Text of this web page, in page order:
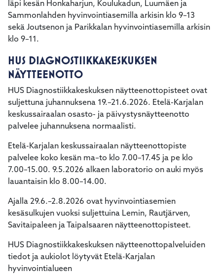
läpi kesän Honkaharjun, Koulukadun, Luumäen ja
Sammonlahden hyvinvointiasemilla arkisin klo 9–13
sekä Joutsenon ja Parikkalan hyvinvointiasemilla arkisin
klo 9–11.
HUS DIAGNOSTIIKKAKESKUKSEN
NÄYTTEENOTTO
HUS Diagnostiikkakeskuksen näytteenottopisteet ovat
suljettuna juhannuksena 19.–21.6.2026. Etelä-Karjalan
keskussairaalan osasto- ja päivystysnäytteenotto
palvelee juhannuksena normaalisti.
Etelä-Karjalan keskussairaalan näytteenottopiste
palvelee koko kesän ma–to klo 7.00–17.45 ja pe klo
7.00–15.00. 9.5.2026 alkaen laboratorio on auki myös
lauantaisin klo 8.00–14.00.
Ajalla 29.6.–2.8.2026 ovat hyvinvointiasemien
kesäsulkujen vuoksi suljettuina Lemin, Rautjärven,
Savitaipaleen ja Taipalsaaren näytteenottopisteet.
HUS Diagnostiikkakeskuksen näytteenottopalveluiden
tiedot ja aukiolot löytyvät Etelä-Karjalan
hyvinvointialueen